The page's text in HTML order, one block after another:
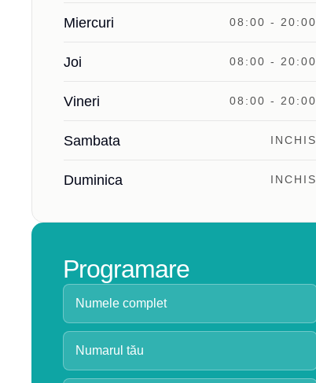
Miercuri 08:00 - 20:00
Joi 08:00 - 20:00
Vineri 08:00 - 20:00
Sambata INCHIS
Duminica INCHIS
Programare